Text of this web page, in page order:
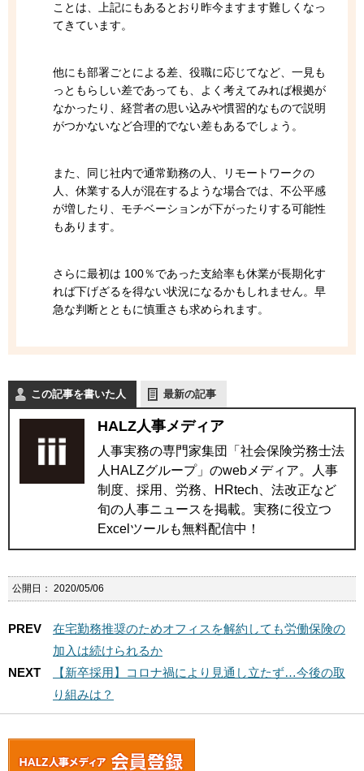
ことは、上記にもあるとおり昨今ますます難しくなっ
てきています。
他にも部署ごとによる差、役職に応じてなど、一見も
っともらしい差であっても、よく考えてみれば根拠が
なかったり、経営者の思い込みや慣習的なもので説明
がつかないなど合理的でない差もあるでしょう。
また、同じ社内で通常勤務の人、リモートワークの
人、休業する人が混在するような場合では、不公平感
が増したり、モチベーションが下がったりする可能性
もあります。
さらに最初は 100％であった支給率も休業が長期化す
れば下げざるを得ない状況になるかもしれません。早
急な判断とともに慎重さも求められます。
この記事を書いた人 最新の記事
HALZ人事メディア
人事実務の専門家集団「社会保険労務士法
人HALZグループ」のwebメディア。人事
制度、採用、労務、HRtech、法改正など
旬の人事ニュースを掲載。実務に役立つ
Excelツールも無料配信中！
公開日： 2020/05/06
PREV
在宅勤務推奨のためオフィスを解約しても労働保険の
加入は続けられるか
NEXT
【新卒採用】コロナ禍により見通し立たず…今後の取
り組みは？